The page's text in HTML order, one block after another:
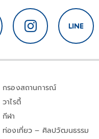
กรองสถานการณ์
วาไรตี้
กีฬา
ท่องเที่ยว – ศิลปวัฒนธรรม